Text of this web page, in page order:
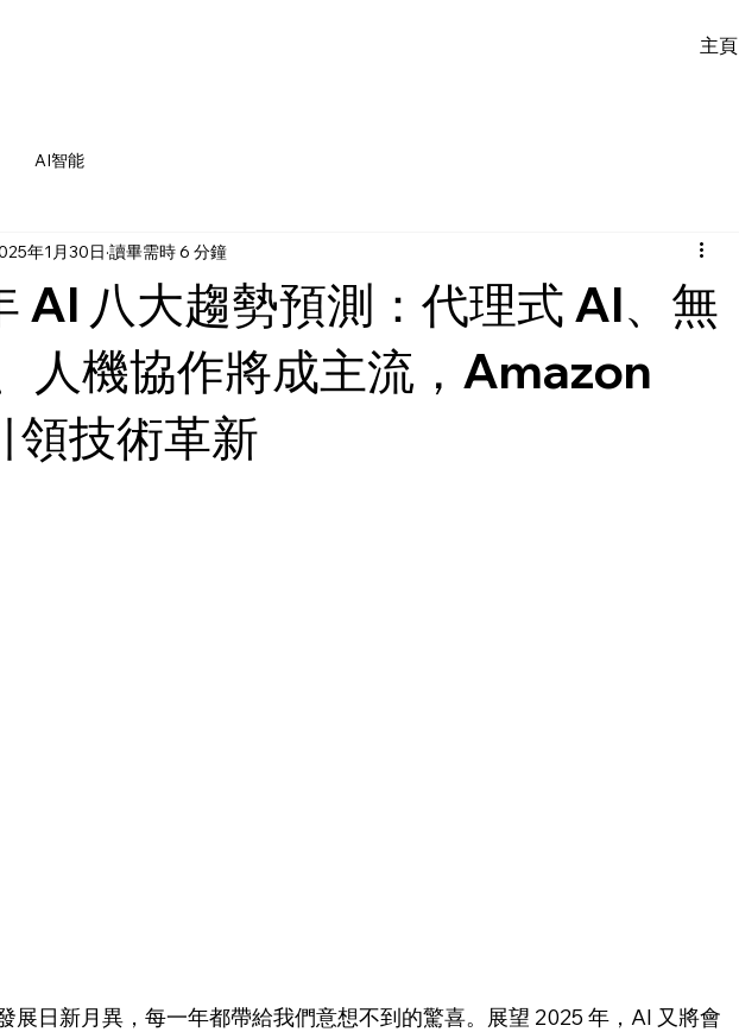
主頁
AI智能
AI 八大趨勢預測：代理式 AI、無
人機協作將成主流，Amazon
領技術革新
年1月30日 讀畢需時 6 分鐘
高為 5 顆星）。
展日新月異，每一年都帶給我們意想不到的驚喜。展望 2025 年，AI 又將會